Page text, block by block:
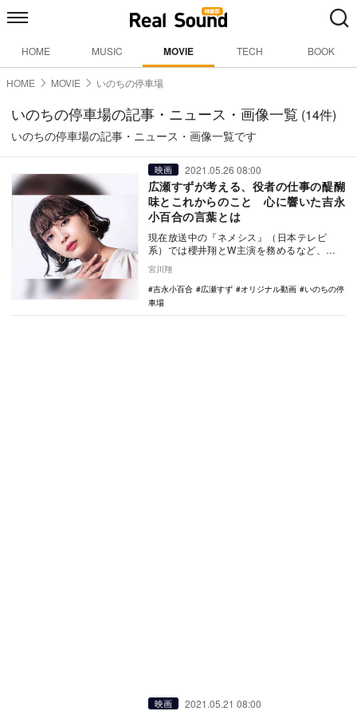
HOME MUSIC MOVIE TECH BOOK
HOME MOVIE いのちの停車場
いのちの停車場の記事・ニュース・画像一覧 (14件)
いのちの停車場の記事・ニュース・画像一覧です
映画 2021.05.26 08:00
広瀬すずが考える、役者の仕事の醍醐
味とこれからのこと 心に響いた吉永
小百合の言葉とは
現在放送中の『ネメシス』（日本テレビ
系）では櫻井翔とW主演を務めるなど、ド
ラマや映画などで大活躍中の広瀬すず。そ
んな広瀬が吉永小…
宮川翔
吉永小百合
広瀬すず オリジナル動画
いのちの停
車場
映画 2021.05.21 08:00